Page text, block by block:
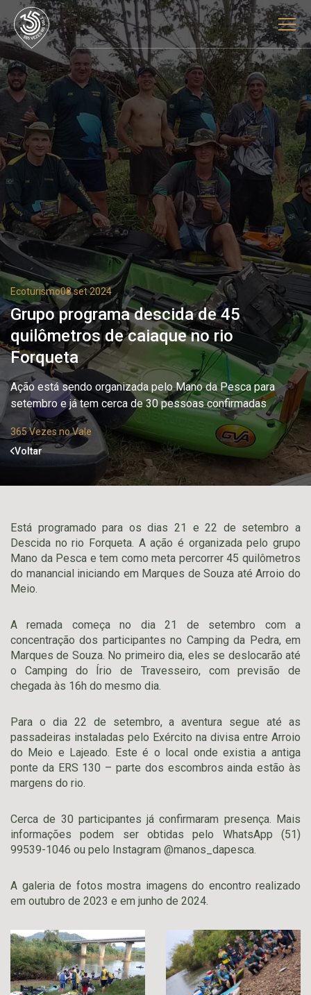
Ecoturismo08 set 2024
Grupo programa descida de 45
quilômetros de caiaque no rio
Forqueta
Ação está sendo organizada pelo Mano da Pesca para
setembro e já tem cerca de 30 pessoas confirmadas
365 Vezes no Vale
Voltar
Está programado para os dias 21 e 22 de setembro a
Descida no rio Forqueta. A ação é organizada pelo grupo
Mano da Pesca e tem como meta percorrer 45 quilômetros
do manancial iniciando em Marques de Souza até Arroio do
Meio.
A remada começa no dia 21 de setembro com a
concentração dos participantes no Camping da Pedra, em
Marques de Souza. No primeiro dia, eles se deslocarão até
o Camping do Írio de Travesseiro, com previsão de
chegada às 16h do mesmo dia.
Para o dia 22 de setembro, a aventura segue até as
passadeiras instaladas pelo Exército na divisa entre Arroio
do Meio e Lajeado. Este é o local onde existia a antiga
ponte da ERS 130 – parte dos escombros ainda estão às
margens do rio.
Cerca de 30 participantes já confirmaram presença. Mais
informações podem ser obtidas pelo WhatsApp (51)
99539-1046 ou pelo Instagram @manos_dapesca.
A galeria de fotos mostra imagens do encontro realizado
em outubro de 2023 e em junho de 2024.